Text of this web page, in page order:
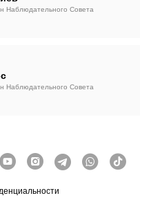
Наблюдательного Совета
Наблюдательного Совета